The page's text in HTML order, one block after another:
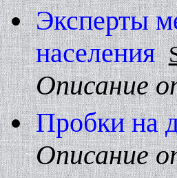
Эксперты
населения
Описание
Пробки на
Описание